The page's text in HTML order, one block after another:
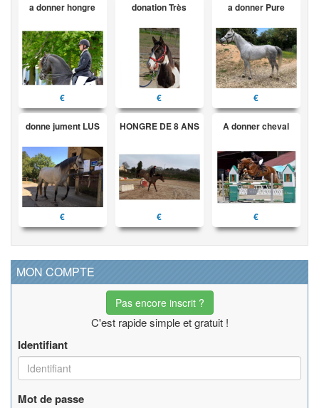
a donner hongre
€
donation Très
€
a donner Pure
€
donne jument LUS
€
HONGRE DE 8 ANS
€
A donner cheval
€
MON COMPTE
Pas encore inscrit ?
C'est rapide simple et gratuit !
Identifiant
Mot de passe